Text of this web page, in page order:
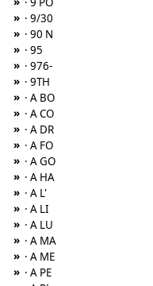
» · 9/30
» · 90 N
» · 95
» · 976-
» · 9TH
» · A BO
» · A CO
» · A DR
» · A FO
» · A GO
» · A HA
» · A L'
» · A LI
» · A LU
» · A MA
» · A ME
» · A PE